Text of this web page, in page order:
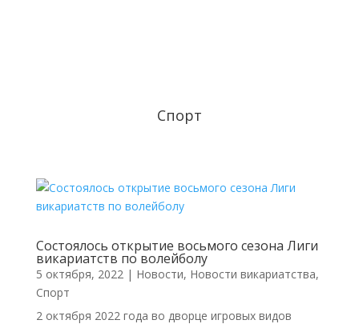
Спорт
Состоялось открытие восьмого сезона Лиги
викариатств по волейболу
5 октября, 2022| Новости, Новости викариатства,
Спорт
2 октября 2022 года во дворце игровых видов